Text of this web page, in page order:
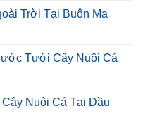
Trời Tại Buôn Ma
Tưới Cây Nuôi Cá
Nuôi Cá Tại Dầu